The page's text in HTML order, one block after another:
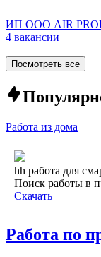
ИП ООО AIR
4 вакансии
Посмотреть все
Работа из дома
hh работа для
Поиск работы в
Скачать
Работа по